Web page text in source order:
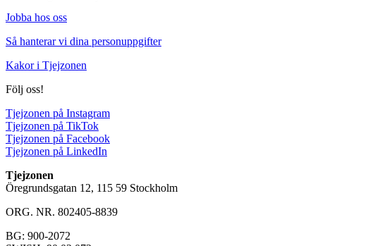
Jobba hos oss
Så hanterar vi dina personuppgifter
Kakor i Tjejzonen
Följ oss!
Tjejzonen på Instagram
Tjejzonen på TikTok
Tjejzonen på Facebook
Tjejzonen på LinkedIn
Tjejzonen
Öregrundsgatan 12, 115 59 Stockholm
ORG. NR. 802405-8839
BG: 900-2072